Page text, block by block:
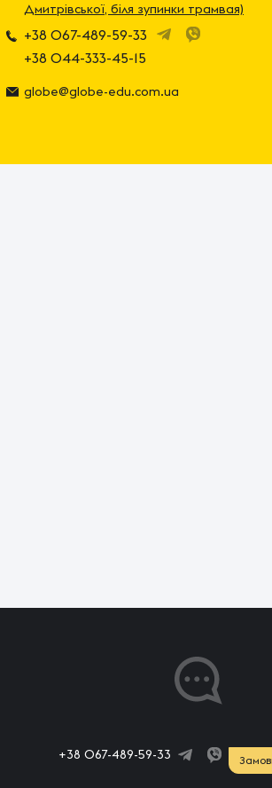
Дмитрівської, біля зупинки трамвая)
+38 067-489-59-33
+38 044-333-45-15
globe@globe-edu.com.ua
+38 067-489-59-33